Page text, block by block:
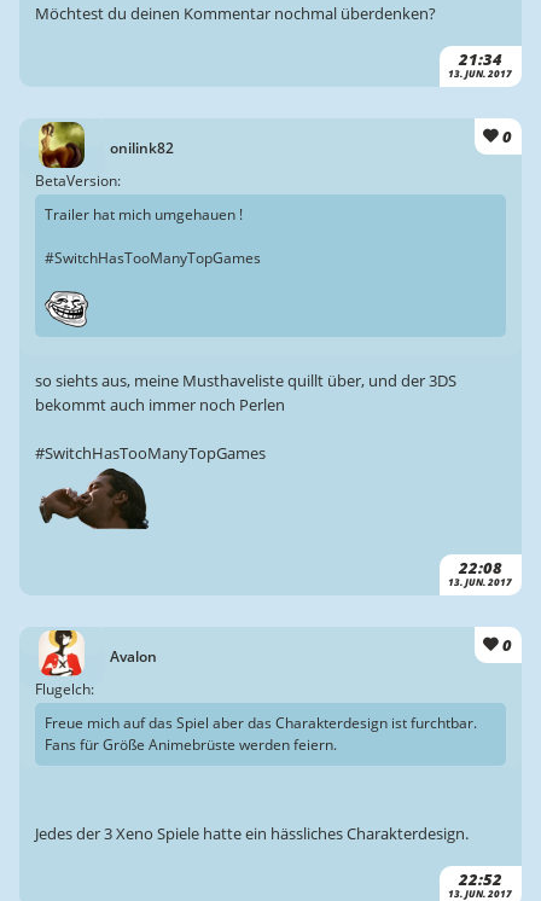
21:34
13. JUN. 2017
Möchtest du deinen Kommentar nochmal überdenken?
onilink82
0
22:08
13. JUN. 2017
BetaVersion:
Trailer hat mich umgehauen !
#SwitchHasTooManyTopGames
so siehts aus, meine Musthaveliste quillt über, und der 3DS
bekommt auch immer noch Perlen
#SwitchHasTooManyTopGames
Avalon
0
22:52
13. JUN. 2017
Flugelch:
Freue mich auf das Spiel aber das Charakterdesign ist furchtbar.
Fans für Größe Animebrüste werden feiern.
Jedes der 3 Xeno Spiele hatte ein hässliches Charakterdesign.